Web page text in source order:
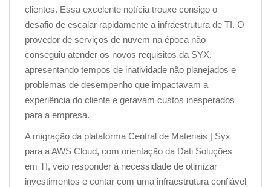
clientes. Essa excelente notícia trouxe consigo o
desafio de escalar rapidamente a infraestrutura de TI. O
provedor de serviços de nuvem na época não
conseguiu atender os novos requisitos da SYX,
apresentando tempos de inatividade não planejados e
problemas de desempenho que impactavam a
experiência do cliente e geravam custos inesperados
para a empresa.
A migração da plataforma Central de Materiais | Syx
para a AWS Cloud, com orientação da Dati Soluções
em TI, veio responder à necessidade de otimizar
investimentos e contar com uma infraestrutura confiável